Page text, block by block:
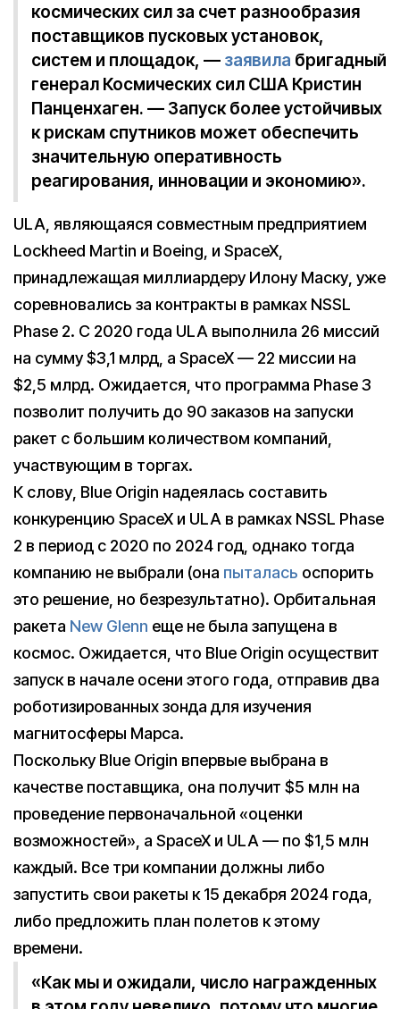
космических сил за счет разнообразия
поставщиков пусковых установок,
систем и площадок, — заявила бригадный
генерал Космических сил США Кристин
Панценхаген. — Запуск более устойчивых
к рискам спутников может обеспечить
значительную оперативность
реагирования, инновации и экономию».
ULA, являющаяся совместным предприятием
Lockheed Martin и Boeing, и SpaceX,
принадлежащая миллиардеру Илону Маску, уже
соревновались за контракты в рамках NSSL
Phase 2. С 2020 года ULA выполнила 26 миссий
на сумму $3,1 млрд, а SpaceX — 22 миссии на
$2,5 млрд. Ожидается, что программа Phase 3
позволит получить до 90 заказов на запуски
ракет с большим количеством компаний,
участвующим в торгах.
К слову, Blue Origin надеялась составить
конкуренцию SpaceX и ULA в рамках NSSL Phase
2 в период с 2020 по 2024 год, однако тогда
компанию не выбрали (она пыталась оспорить
это решение, но безрезультатно). Орбитальная
ракета New Glenn еще не была запущена в
космос. Ожидается, что Blue Origin осуществит
запуск в начале осени этого года, отправив два
роботизированных зонда для изучения
магнитосферы Марса.
Поскольку Blue Origin впервые выбрана в
качестве поставщика, она получит $5 млн на
проведение первоначальной «оценки
возможностей», а SpaceX и ULA — по $1,5 млн
каждый. Все три компании должны либо
запустить свои ракеты к 15 декабря 2024 года,
либо предложить план полетов к этому
времени.
«Как мы и ожидали, число награжденных